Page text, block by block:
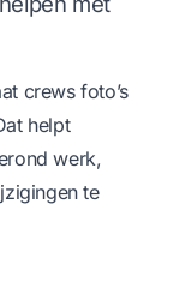
crews foto’s
helpt
werk,
te